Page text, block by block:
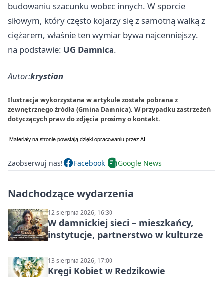
budowaniu szacunku wobec innych. W sporcie
siłowym, który często kojarzy się z samotną walką z
ciężarem, właśnie ten wymiar bywa najcenniejszy.
na podstawie: UG Damnica.
Autor:krystian
Ilustracja wykorzystana w artykule została pobrana z
zewnętrznego źródła (Gmina Damnica). W przypadku zastrzeżeń
dotyczących praw do zdjęcia prosimy o kontakt.
Zaobserwuj nas! Facebook Google News
Nadchodzące wydarzenia
12 sierpnia 2026, 16:30
W damnickiej sieci – mieszkańcy,
instytucje, partnerstwo w kulturze
13 sierpnia 2026, 17:00
Kręgi Kobiet w Redzikowie